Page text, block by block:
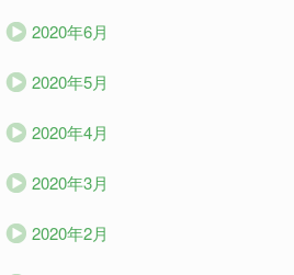
2020年6月
2020年5月
2020年4月
2020年3月
2020年2月